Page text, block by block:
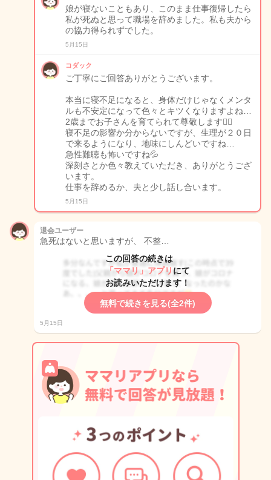
娘が寝ないこともあり、このまま仕事復帰したら
私が死ぬと思って職場を辞めました。私も夫から
の協力得られずでした。
5月15日
コダック
ご丁寧にご回答ありがとうございます。
本当に寝不足になると、身体だけじゃなくメンタ
ルも不安定になって色々とキツくなりますよね…
2歳までお子さんを育てられて尊敬します🙇‍♀️
寝不足の影響か分からないですが、生理が２０日
で来るようになり、地味にしんどいですね…
急性難聴も怖いですね💦
深刻さとか色々教えていただき、ありがとうござ
います。
仕事を辞めるか、夫と少し話し合います。
5月15日
退会ユーザー
急死はないと思いますが、 不整…
この回答の続きは
「ママリ」アプリ にて
お読みいただけます！
無料で続きを見る(全2件)
5月15日